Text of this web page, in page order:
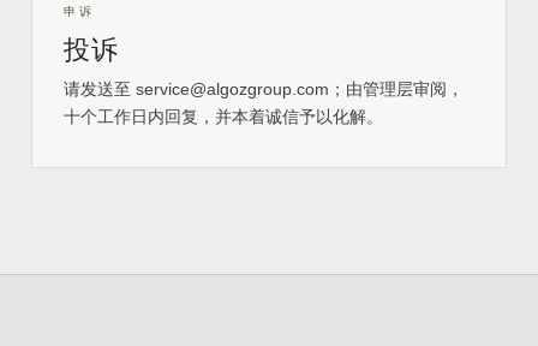
申诉
投诉
请发送至 service@algozgroup.com；由管理层审阅，
十个工作日内回复，并本着诚信予以化解。